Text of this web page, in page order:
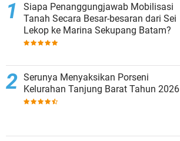
Siapa Penanggungjawab Mobilisasi
Tanah Secara Besar-besaran dari Sei
Lekop ke Marina Sekupang Batam?
Serunya Menyaksikan Porseni
Kelurahan Tanjung Barat Tahun 2026